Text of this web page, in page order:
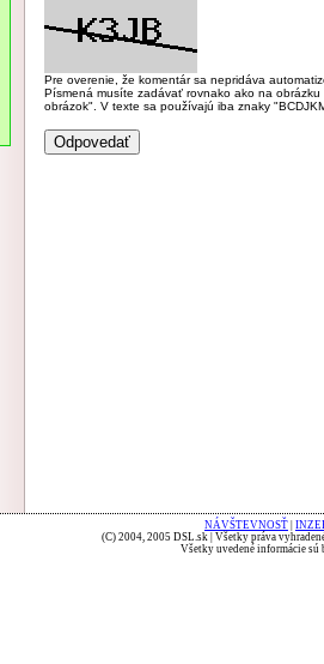
Pre overenie, že komentár sa nepridáva
Písmená musíte zadávať rovnako ako na
obrázok". V texte sa používajú iba znaky
NÁVŠTEVNOSŤ
(C) 2004, 2005 DSL.sk | Všetky práva
Všetky uvedené informácie sú